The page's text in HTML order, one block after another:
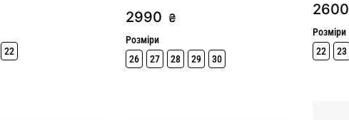
22
2990 ₴
Розміри
26
27 28 29 30
2600
Розміри
22
23